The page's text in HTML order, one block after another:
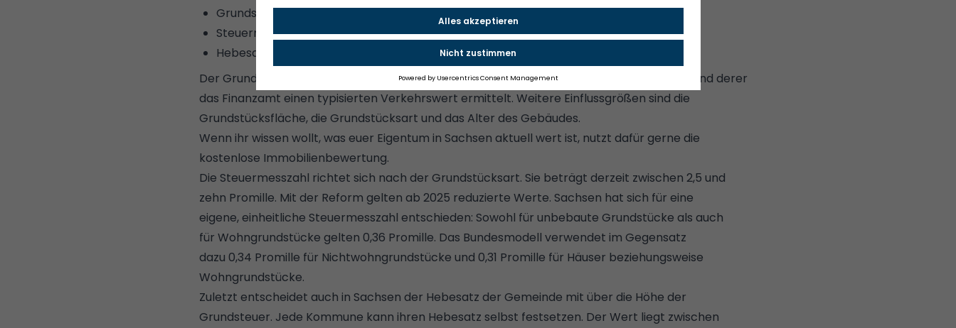
Grundsteuerwert
Steuermesszahl
Hebesatz
Der Grundsteuerwert wird in erster Linie von den Miet- und Bodenpreisen bestimmt, anhand derer
das Finanzamt einen typisierten Verkehrswert ermittelt. Weitere Einflussgrößen sind die
Grundstücksfläche, die Grundstücksart und das Alter des Gebäudes.
Wenn ihr wissen wollt, was euer Eigentum in Sachsen aktuell wert ist, nutzt dafür gerne die
kostenlose Immobilienbewertung.
Die Steuermesszahl richtet sich nach der Grundstücksart. Sie beträgt derzeit zwischen 2,5 und
zehn Promille. Mit der Reform gelten ab 2025 reduzierte Werte. Sachsen hat sich für eine
eigene, einheitliche Steuermesszahl entschieden: Sowohl für unbebaute Grundstücke als auch
für Wohngrundstücke gelten 0,36 Promille. Das Bundesmodell verwendet im Gegensatz
dazu 0,34 Promille für Nichtwohngrundstücke und 0,31 Promille für Häuser beziehungsweise
Wohngrundstücke.
Zuletzt entscheidet auch in Sachsen der Hebesatz der Gemeinde mit über die Höhe der
Grundsteuer. Jede Kommune kann ihren Hebesatz selbst festsetzen. Der Wert liegt zwischen